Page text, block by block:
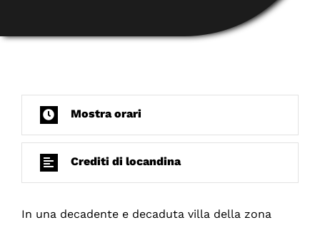
Mostra orari
Crediti di locandina
In una decadente e decaduta villa della zona